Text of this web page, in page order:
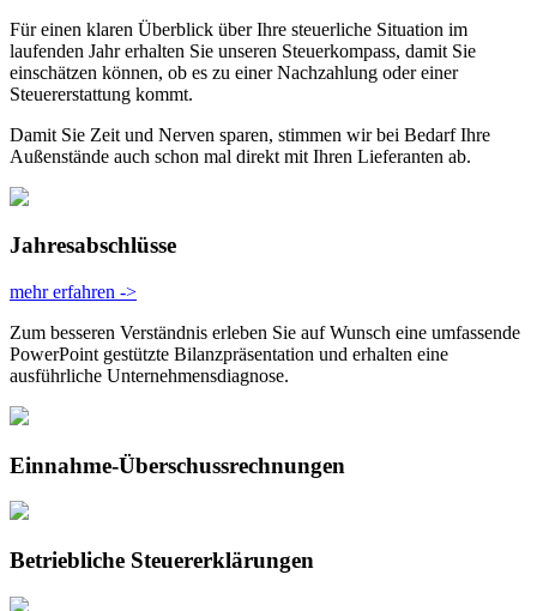
Für einen klaren Überblick über Ihre steuerliche Situation im
laufenden Jahr erhalten Sie unseren Steuerkompass, damit Sie
einschätzen können, ob es zu einer Nachzahlung oder einer
Steuererstattung kommt.
Damit Sie Zeit und Nerven sparen, stimmen wir bei Bedarf Ihre
Außenstände auch schon mal direkt mit Ihren Lieferanten ab.
Jahres­abschlüsse
mehr erfahren ->
Zum besseren Verständnis erleben Sie auf Wunsch eine umfassende
PowerPoint gestützte Bilanzpräsentation und erhalten eine
ausführliche Unternehmensdiagnose.
Einnahme-Überschuss­rechnungen
Betriebliche Steuer­erklärungen